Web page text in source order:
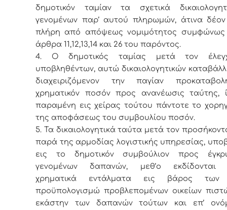
δημοτικόν ταμίαν τα σχετικά
γενομένων παρ’ αυτού πληρωμών, άτινα δέον
πλήρη από απόψεως νομιμότητος
άρθρα 11,12,13,14 και 26 του παρόντος.
4. Ο δημοτικός ταμίας μετά τον
υποβληθέντων, αυτώ δικαιολογητικών
διαχειριζόμενον την παγίαν
χρηματικόν ποσόν προς ανανέωσις ταύτης,
παραμένη εις χείρας τούτου πάντοτε το
της αποφάσεως του συμβουλίου ποσόν.
5. Τα δικαιολογητικά ταύτα μετά τον
παρά της αρμοδίας λογιστικής υπηρεσίας,
εις το δημοτικόν συμβούλιον προς
γενομένων δαπανών, μεθ’ο εκδίδονται
χρηματικά εντάλματα εις βάρος
προϋπολογισμώ προβλεπομένων οικείων
εκάστην των δαπανών τούτων και επ’